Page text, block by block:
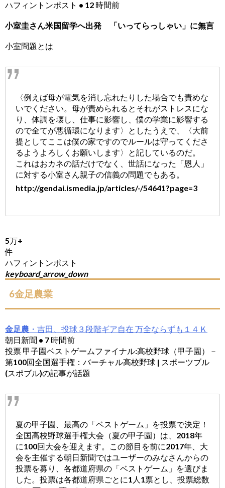
ハフィントンポスト • 12 時間前
小室圭さん米国留学へ出発 「いってらっしゃい」に無言
小室問題とは
〈例えば母が電気を消し忘れたりした場合でも責めな
いでください。母が責められるとそれがストレスにな
り、体調を壊し、仕事に影響し、僕の学業に影響する
ので全てが悪循環になります〉としたうえで、〈大前
提としてここは僕の家ですのでルールは守ってくださ
るようよろしくお願いします〉と記しているのだ。
これはおカネの話だけでなく、世話になった「恩人」
に対する小室さん親子の信義の問題でもある。
http://gendai.ismedia.jp/articles/-/54641?page=3
5万+
件
ハフィントンポスト
keyboard_arrow_down
6金足農業
金足農 ・吉田、投球３段階ギア自在 万全ならずも１４Ｋ
朝日新聞 • 7 時間前
投票 甲子園ベストゲームファイナル:高校野球（甲子園）－
第100回全国選手権：バーチャル高校野球 | スポーツブル
(スポブル)の記事が話題
夏の甲子園、最高の「ベストゲーム」を投票で決定！
全国高校野球選手権大会（夏の甲子園）は、2018年
に100回大会を迎えます。この節目を前に2017年、大
会を主催する朝日新聞ではユーザーのみなさんからの
投票を募り、各都道府県の「ベストゲーム」を選びま
した。投票は各都道府県ごとに1人1票とし、投票総数